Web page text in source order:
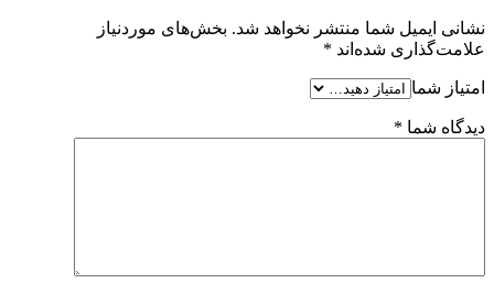
نشانی ایمیل شما منتشر نخواهد شد. بخش‌های موردنیاز
علامت‌گذاری شده‌اند *
امتیاز شما
دیدگاه شما *